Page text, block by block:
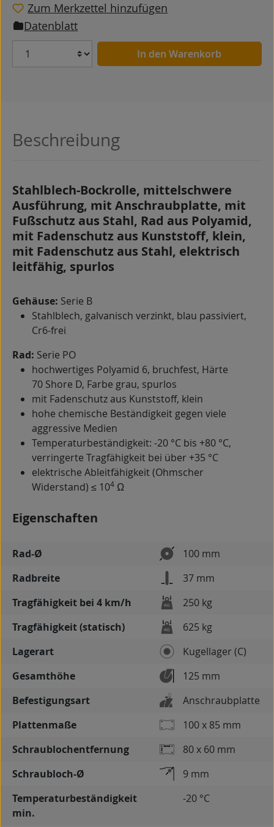
Zum Merkzettel hinzufügen
Datenblatt
Anzahl In den Warenkorb
Beschreibung
Stahlblech-Bockrolle, mittelschwere
Ausführung, mit Anschraubplatte, mit
Fußschutz aus Stahl, Rad aus Polyamid,
mit Fadenschutz aus Kunststoff, klein,
mit Fadenschutz aus Stahl, elektrisch
leitfähig, spurlos
Gehäuse: Serie B
Stahlblech, galvanisch verzinkt, blau passiviert,
Cr6-frei
Rad: Serie PO
hochwertiges Polyamid 6, bruchfest, Härte
70 Shore D, Farbe grau, spurlos
mit Fadenschutz aus Kunststoff, klein
hohe chemische Beständigkeit gegen viele
aggressive Medien
Temperaturbeständigkeit: -20 °C bis +80 °C,
verringerte Tragfähigkeit bei über +35 °C
elektrische Ableitfähigkeit (Ohmscher
Widerstand) ≤ 104 Ω
Eigenschaften
Rad-Ø
100 mm
Radbreite
37 mm
Tragfähigkeit bei 4 km/h
250 kg
Tragfähigkeit (statisch)
625 kg
Lagerart
Kugellager (C)
Gesamthöhe
125 mm
Befestigungsart
Anschraubplatte
Plattenmaße
100 x 85 mm
Schraublochentfernung
80 x 60 mm
Schraubloch-Ø
9 mm
Temperaturbeständigkeit
min.
-20 °C